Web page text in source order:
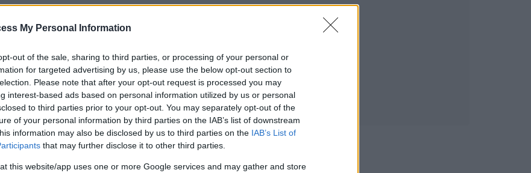
My Personal Information
out of the sale, sharing to third parties, or processing of your personal or
for targeted advertising by us, please use the below opt-out section to
Please note that after your opt-out request is processed you may
interest-based ads based on personal information utilized by us or personal
to third parties prior to your opt-out. You may separately opt-out of the
of your personal information by third parties on the IAB’s list of downstream
information may also be disclosed by us to third parties on the IAB’s List of
that may further disclose it to other third parties.
this website/app uses one or more Google services and may gather and store